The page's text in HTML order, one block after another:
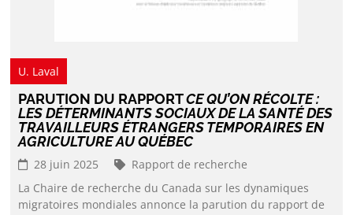
U. Laval
PARUTION DU RAPPORTCE QU’ON RÉCOLTE :
LES DÉTERMINANTS SOCIAUX DE LA SANTÉ DES
TRAVAILLEURS ÉTRANGERS TEMPORAIRES EN
AGRICULTURE AU QUÉBEC
28 juin 2025
Rapport de recherche
La Chaire de recherche du Canada sur les dynamiques
migratoires mondiales annonce la parution du rapport de